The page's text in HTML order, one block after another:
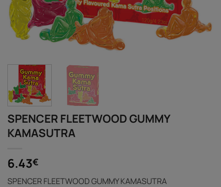
SPENCER FLEETWOOD GUMMY
KAMASUTRA
6.43€
SPENCER FLEETWOOD GUMMY KAMASUTRA